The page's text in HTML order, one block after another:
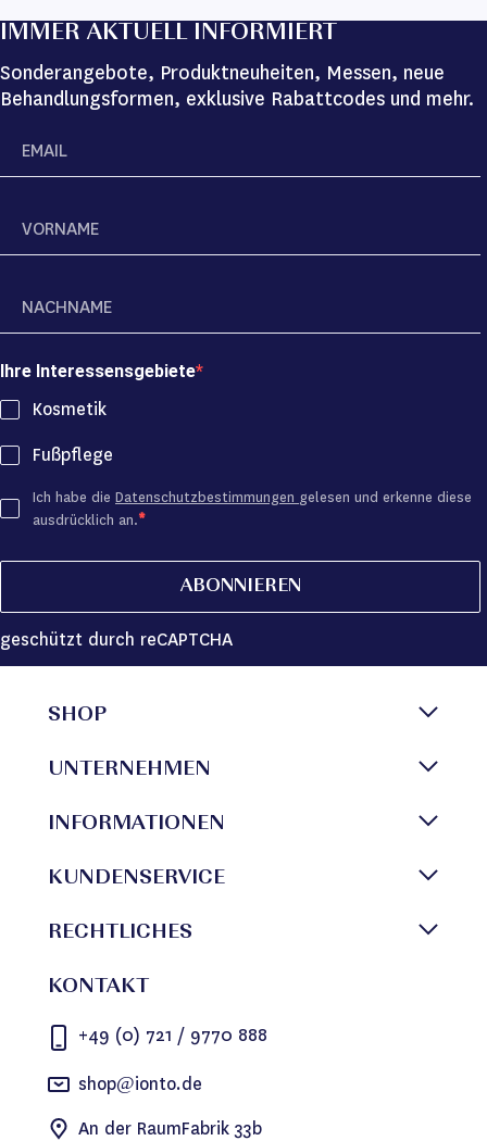
IMMER AKTUELL INFORMIERT
Sonderangebote, Produktneuheiten, Messen, neue
Behandlungsformen, exklusive Rabattcodes und mehr.
Ihre Interessensgebiete
Kosmetik
Fußpflege
Ich habe die Datenschutzbestimmungen gelesen und erkenne diese
ausdrücklich an.
ABONNIEREN
geschützt durch reCAPTCHA
SHOP
UNTERNEHMEN
INFORMATIONEN
KUNDENSERVICE
RECHTLICHES
KONTAKT
+49 (0) 721 / 9770 888
shop@ionto.de
An der RaumFabrik 33b